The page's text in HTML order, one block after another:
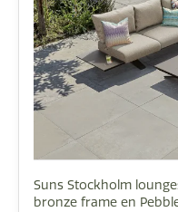
Suns Stockholm
bronze frame en